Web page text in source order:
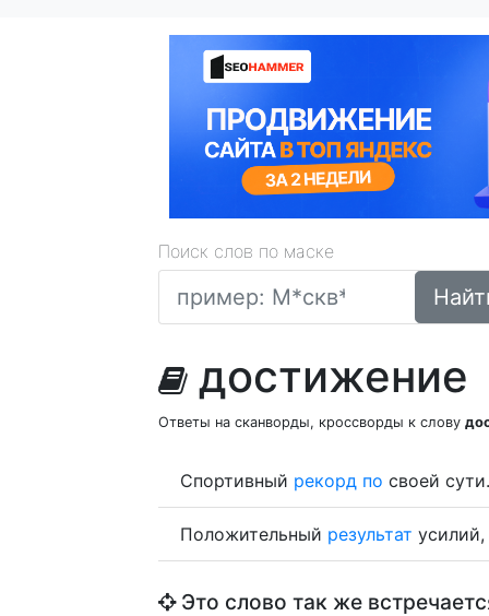
Поиск слов по маске
достижение
Ответы на сканворды, кроссворды к слову
Спортивный рекорд по своей
Положительный результат
Это слово так же